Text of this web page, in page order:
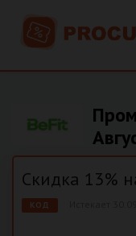
Скидка 13%
КОД